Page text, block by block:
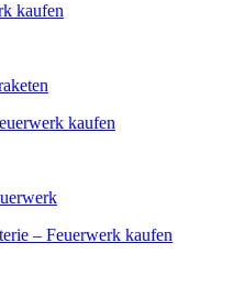
kaufen
kaufen
– Feuerwerk kaufen